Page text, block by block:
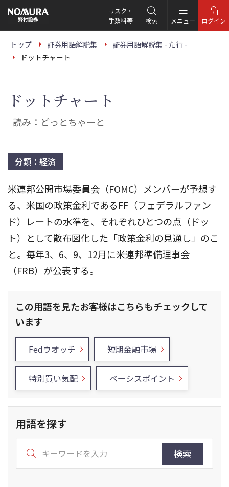
の
ー
リスク・
手数料等
検索 メニュー ログイン
トップ 証券用語解説集
証券用語解説集 - た行 -
ドットチャート
ドットチャート
読み：どっとちゃーと
分類：経済
米連邦公開市場委員会（FOMC）メンバーが予想す
る、米国の政策金利であるFF（フェデラルファン
ド）レートの水準を、それぞれひとつの点（ドッ
ト）として散布図化した「政策金利の見通し」のこ
と。毎年3、6、9、12月に米連邦準備理事会
（FRB）が公表する。
この用語を見たお客様はこちらもチェックして
います
Fedウオッチ 短期金融市場
特別買い気配 ベーシスポイント
用語を探す
検索